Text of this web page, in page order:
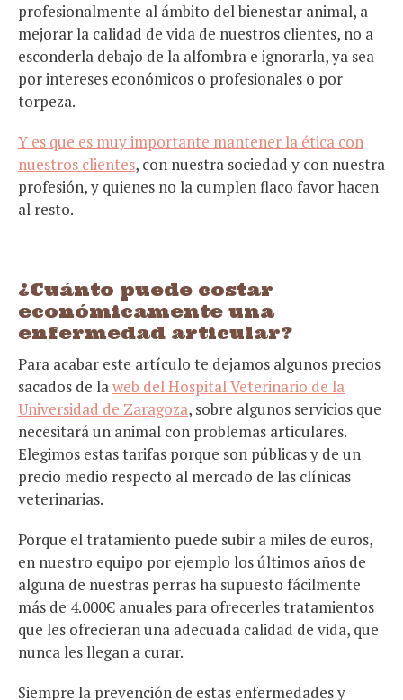
profesionalmente al ámbito del bienestar animal, a
mejorar la calidad de vida de nuestros clientes, no a
esconderla debajo de la alfombra e ignorarla, ya sea
por intereses económicos o profesionales o por
torpeza.
Y es que es muy importante mantener la ética con
nuestros clientes, con nuestra sociedad y con nuestra
profesión, y quienes no la cumplen flaco favor hacen
al resto.
¿Cuánto puede costar
económicamente una
enfermedad articular?
Para acabar este artículo te dejamos algunos precios
sacados de laweb del Hospital Veterinario de la
Universidad de Zaragoza, sobre algunos servicios que
necesitará un animal con problemas articulares.
Elegimos estas tarifas porque son públicas y de un
precio medio respecto al mercado de las clínicas
veterinarias.
Porque el tratamiento puede subir a miles de euros,
en nuestro equipo por ejemplo los últimos años de
alguna de nuestras perras ha supuesto fácilmente
más de 4.000€ anuales para ofrecerles tratamientos
que les ofrecieran una adecuada calidad de vida, que
nunca les llegan a curar.
Siempre la prevención de estas enfermedades y